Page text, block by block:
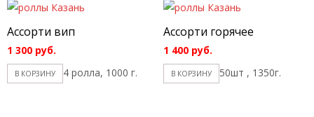
Ассорти вип
1 300 руб.
В КОРЗИНУ 4 ролла, 1000 г.
Ассорти горячее
1 400 руб.
В КОРЗИНУ 50шт , 1350г.